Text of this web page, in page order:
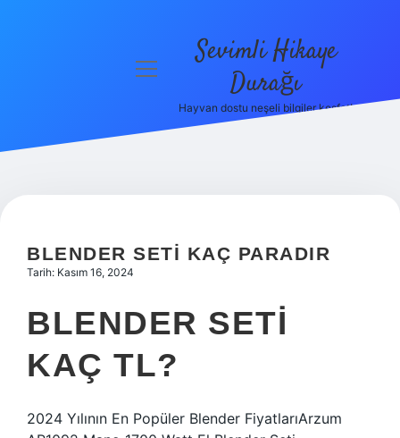
Hakkımızda
menüyü
Sevimli Hikaye
Durağı
Hayvan dostu neşeli bilgiler keşfet!
BLENDER SETI KAÇ PARADIR
Tarih: Kasım 16, 2024
BLENDER SETI
KAÇ TL?
2024 Yılının En Popüler Blender FiyatlarıArzum